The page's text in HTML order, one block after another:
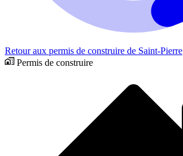
Retour aux permis de construire de Saint-Pierre
Permis de construire